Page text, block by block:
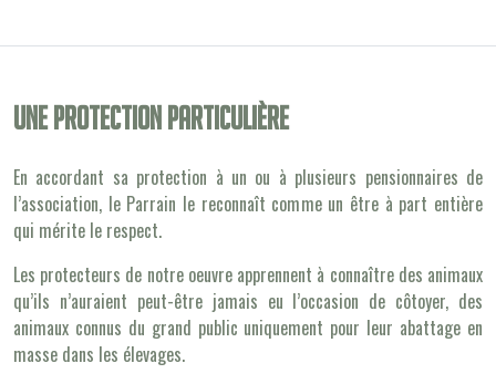
Une protection particulière
En accordant sa protection à un ou à plusieurs pensionnaires de
l’association, le Parrain le reconnaît comme un être à part entière
qui mérite le respect.
Les protecteurs de notre oeuvre apprennent à connaître des animaux
qu’ils n’auraient peut-être jamais eu l’occasion de côtoyer, des
animaux connus du grand public uniquement pour leur abattage en
masse dans les élevages.